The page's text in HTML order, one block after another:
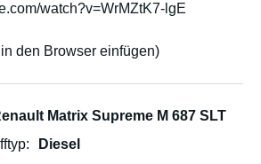
watch?v=WrMZtK7-lgE
den Browser einfügen)
Matrix Supreme M 687 SLT
Diesel